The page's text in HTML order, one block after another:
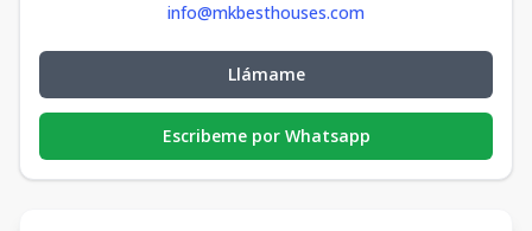
info@mkbesthouses.com
Llámame
Escribeme por Whatsapp